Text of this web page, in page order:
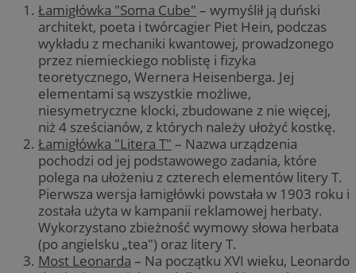
Łamigłówka "Soma Cube" – wymyślił ją duński
architekt, poeta i twórcagier Piet Hein, podczas
wykładu z mechaniki kwantowej, prowadzonego
przez niemieckiego noblistę i fizyka
teoretycznego, Wernera Heisenberga. Jej
elementami są wszystkie możliwe,
niesymetryczne klocki, zbudowane z nie więcej,
niż 4 sześcianów, z których należy ułożyć kostkę.
Łamigłówka "Litera T" – Nazwa urządzenia
pochodzi od jej podstawowego zadania, które
polega na ułożeniu z czterech elementów litery T.
Pierwsza wersja łamigłówki powstała w 1903 roku i
została użyta w kampanii reklamowej herbaty.
Wykorzystano zbieżność wymowy słowa herbata
(po angielsku „tea") oraz litery T.
Most Leonarda – Na początku XVI wieku, Leonardo